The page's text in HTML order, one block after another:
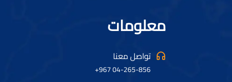
معلومات
تواصل معنا
04-265-856 967+